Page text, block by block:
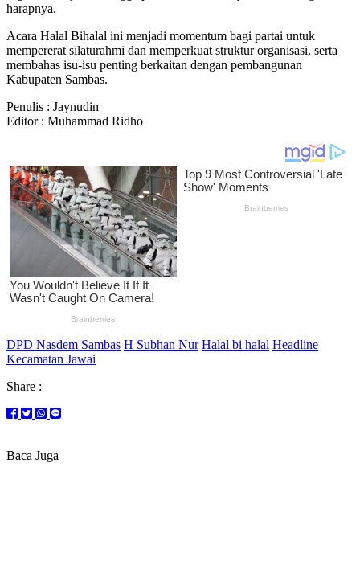
harapnya.
Acara Halal Bihalal ini menjadi momentum bagi partai untuk
mempererat silaturahmi dan memperkuat struktur organisasi, serta
membahas isu-isu penting berkaitan dengan pembangunan
Kabupaten Sambas.
Penulis : Jaynudin
Editor : Muhammad Ridho
DPD Nasdem Sambas H Subhan Nur Halal bi halal Headline
Kecamatan Jawai
Share :
Baca Juga